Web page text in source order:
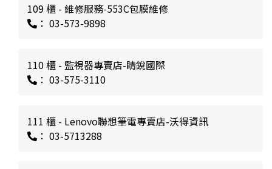
109 櫃 - 維修服務-553C包膜維修
： 03-573-9898
110 櫃 - 監視器專賣店-睛銳國際
： 03-575-3110
111 櫃 - Lenovo聯想筆電專賣店-沃得資訊
： 03-5713288